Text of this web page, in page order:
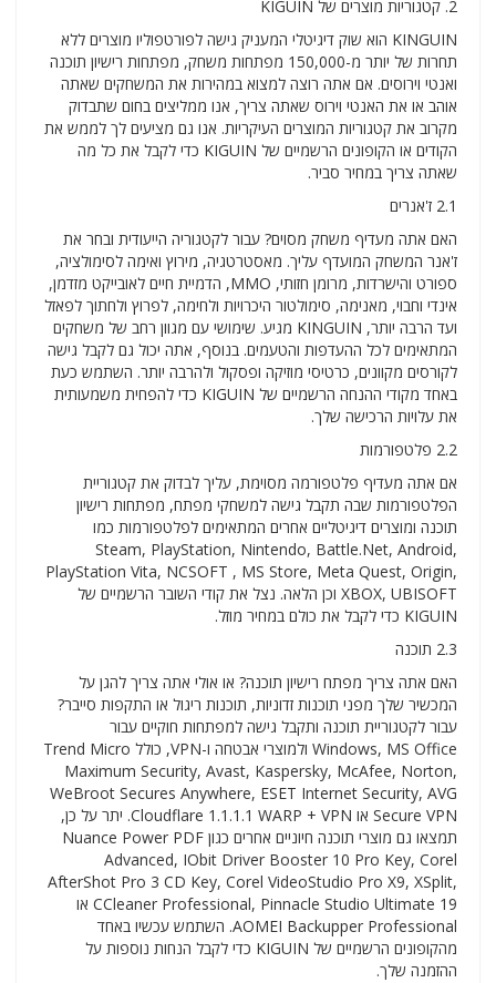
2. קטגוריות מוצרים של KIGUIN
KINGUIN הוא שוק דיגיטלי המעניק גישה לפורטפוליו מוצרים ללא
תחרות של יותר מ-150,000 מפתחות משחק, מפתחות רישיון תוכנה
ואנטי וירוסים. אם אתה רוצה למצוא במהירות את המשחקים שאתה
אוהב או את האנטי וירוס שאתה צריך, אנו ממליצים בחום שתבדוק
מקרוב את קטגוריות המוצרים העיקריות. אנו גם מציעים לך לממש את
הקודים או הקופונים הרשמיים של KIGUIN כדי לקבל את כל מה
שאתה צריך במחיר סביר.
2.1 ז'אנרים
האם אתה מעדיף משחק מסוים? עבור לקטגוריה הייעודית ובחר את
ז'אנר המשחק המועדף עליך. מאסטרטגיה, מירוץ ואימה לסימולציה,
ספורט והישרדות, מרומן חזותי, MMO, הדמיית חיים לאובייקט מזדמן,
אינדי וחבוי, מאנימה, סימולטור היכרויות ולחימה, לפרוץ ולחתוך לפאזל
ועד הרבה יותר, KINGUIN מגיע. שימושי עם מגוון רחב של משחקים
המתאימים לכל ההעדפות והטעמים. בנוסף, אתה יכול גם לקבל גישה
לקורסים מקוונים, כרטיסי מוזיקה ופסקול ולהרבה יותר. השתמש כעת
באחד מקודי ההנחה הרשמיים של KIGUIN כדי להפחית משמעותית
את עלויות הרכישה שלך.
2.2 פלטפורמות
אם אתה מעדיף פלטפורמה מסוימת, עליך לבדוק את קטגוריית
הפלטפורמות שבה תקבל גישה למשחקי מפתח, מפתחות רישיון
תוכנה ומוצרים דיגיטליים אחרים המתאימים לפלטפורמות כמו
Steam, PlayStation, Nintendo, Battle.Net, Android,
PlayStation Vita, NCSOFT , MS Store, Meta Quest, Origin,
XBOX, UBISOFT וכן הלאה. נצל את קודי השובר הרשמיים של
KIGUIN כדי לקבל את כולם במחיר מוזל.
2.3 תוכנה
האם אתה צריך מפתח רישיון תוכנה? או אולי אתה צריך להגן על
המכשיר שלך מפני תוכנות זדוניות, תוכנות ריגול או התקפות סייבר?
עבור לקטגוריית תוכנה ותקבל גישה למפתחות חוקיים עבור
Windows, MS Office ולמוצרי אבטחה ו-VPN, כולל Trend Micro
Maximum Security, Avast, Kaspersky, McAfee, Norton,
WeBroot Secures Anywhere, ESET Internet Security, AVG
Secure VPN או Cloudflare 1.1.1.1 WARP + VPN. יתר על כן,
תמצאו גם מוצרי תוכנה חיוניים אחרים כגון Nuance Power PDF
Advanced, IObit Driver Booster 10 Pro Key, Corel
AfterShot Pro 3 CD Key, Corel VideoStudio Pro X9, XSplit,
CCleaner Professional, Pinnacle Studio Ultimate 19 או
AOMEI Backupper Professional. השתמש עכשיו באחד
מהקופונים הרשמיים של KIGUIN כדי לקבל הנחות נוספות על
ההזמנה שלך.